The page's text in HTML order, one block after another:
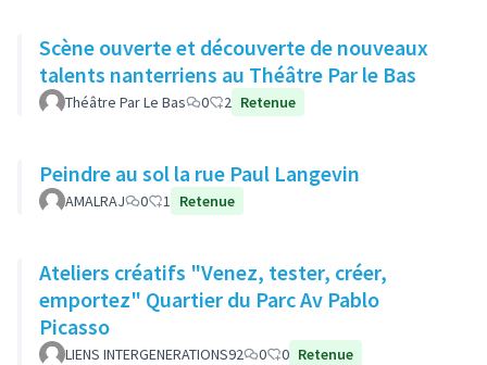
Scène ouverte et découverte de nouveaux
talents nanterriens au Théâtre Par le Bas
Théâtre Par Le Bas 0 2 Retenue
Peindre au sol la rue Paul Langevin
AMALRAJ 0 1 Retenue
Ateliers créatifs "Venez, tester, créer,
emportez" Quartier du Parc Av Pablo
Picasso
LIENS INTERGENERATIONS92 0 0 Retenue